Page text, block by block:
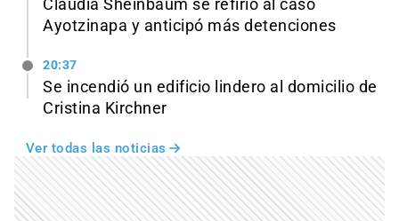
Claudia Sheinbaum se refirió al caso
Ayotzinapa y anticipó más detenciones
20:37
Se incendió un edificio lindero al domicilio de
Cristina Kirchner
Ver todas las noticias